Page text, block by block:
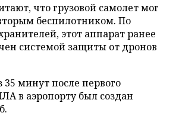
что грузовой самолет мог
беспилотником. По
этот аппарат ранее
системой защиты от дронов
минут после первого
в аэропорту был создан